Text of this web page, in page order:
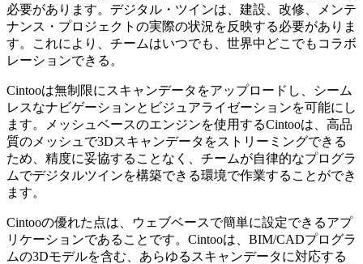
必要があります。デジタル・ツインは、建設、改修、メンテ
ナンス・プロジェクトの実際の状況を反映する必要がありま
す。これにより、チームはいつでも、世界中どこでもコラボ
レーションできる。
Cintooは無制限にスキャンデータをアップロードし、シーム
レスなナビゲーションとビジュアライゼーションを可能にし
ます。メッシュベースのエンジンを使用するCintooは、高品
質のメッシュで3Dスキャンデータをストリーミングできる
ため、精度に妥協することなく、チームが自律的なプログラ
ムでデジタルツインを構築できる環境で作業することができ
ます。
Cintooの優れた点は、ウェブベースで簡単に設定できるアプ
リケーションであることです。Cintooは、BIM/CADプログラ
ムの3Dモデルを含む、あらゆるスキャンデータに対応する